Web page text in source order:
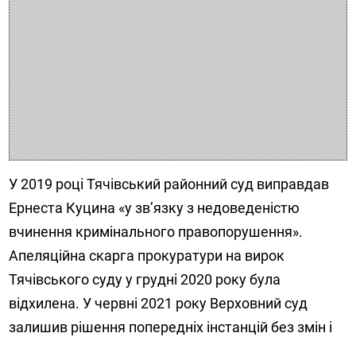
У 2019 році Тячівський районний суд виправдав
Ернеста Куцина «у зв’язку з недоведеністю
вчинення кримінального правопорушення».
Апеляційна скарга прокуратури на вирок
Тячівського суду у грудні 2020 року була
відхилена. У червні 2021 року Верховний суд
залишив рішення попередніх інстанцій без змін і